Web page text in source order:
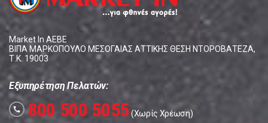
Market In ΑΕΒΕ
ΒΙΠΑ ΜΑΡΚΟΠΟΥΛΟ ΜΕΣΟΓΑΙΑΣ ΑΤΤΙΚΗΣ ΘΕΣΗ ΝΤΟΡΟΒΑΤΕΖΑ,
Τ.Κ. 19003
Εξυπηρέτηση Πελατών:
call 800 500 5055(Χωρίς Χρέωση)